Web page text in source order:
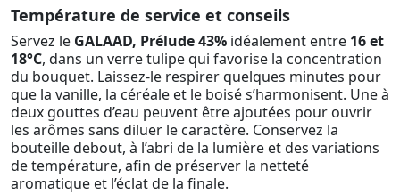
Température de service et conseils
Servez le GALAAD, Prélude 43% idéalement entre 16 et
18°C, dans un verre tulipe qui favorise la concentration
du bouquet. Laissez-le respirer quelques minutes pour
que la vanille, la céréale et le boisé s’harmonisent. Une à
deux gouttes d’eau peuvent être ajoutées pour ouvrir
les arômes sans diluer le caractère. Conservez la
bouteille debout, à l’abri de la lumière et des variations
de température, afin de préserver la netteté
aromatique et l’éclat de la finale.